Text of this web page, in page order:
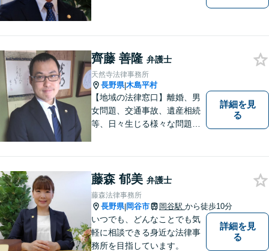
齊藤 善隆 弁護士
天然寺法律事務所
長野県|木島平村
【地域の法律窓口】離婚、男
女問題、交通事故、遺産相続
等、日々生じる様々な問題に
詳細を見
る
藤森 郁美 弁護士
藤森法律事務所
長野県|岡谷市 岡谷駅 から徒歩10分
いつでも、どんなことでも気
軽に相談できる身近な法律事
務所を目指しています。
詳細を見
る